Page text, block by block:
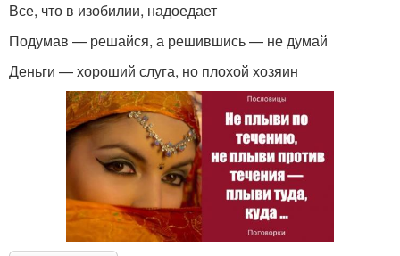
Все, что в изобилии, надоедает
Подумав — решайся, а решившись — не думай
Деньги — хороший слуга, но плохой хозяин